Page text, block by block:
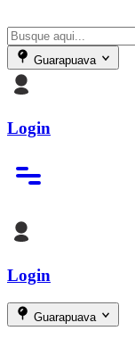
Guarapuava
Login
Login
Guarapuava